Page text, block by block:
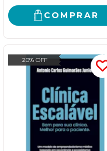
COMPRAR
20% OFF